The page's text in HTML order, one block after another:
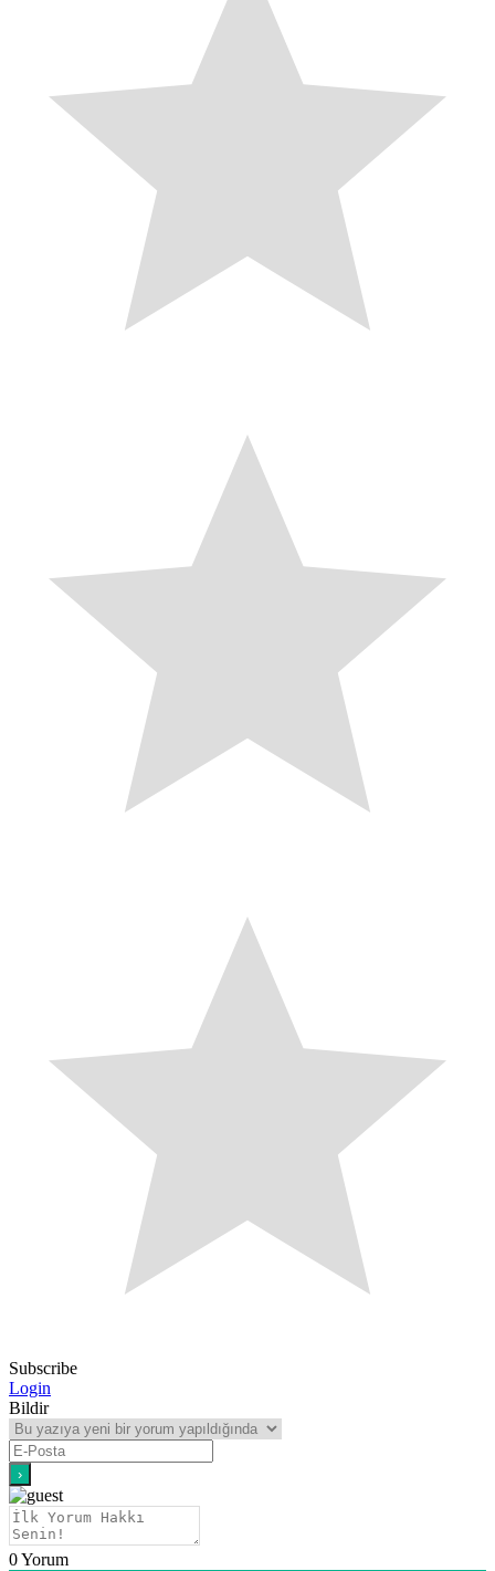
Subscribe
Login
Bildir
0Yorum